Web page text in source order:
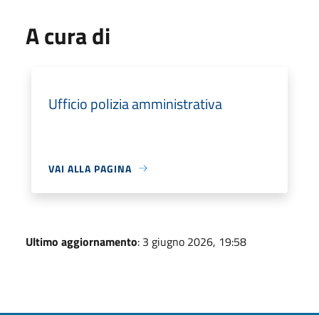
A cura di
Ufficio polizia amministrativa
VAI ALLA PAGINA
Ultimo aggiornamento: 3 giugno 2026, 19:58